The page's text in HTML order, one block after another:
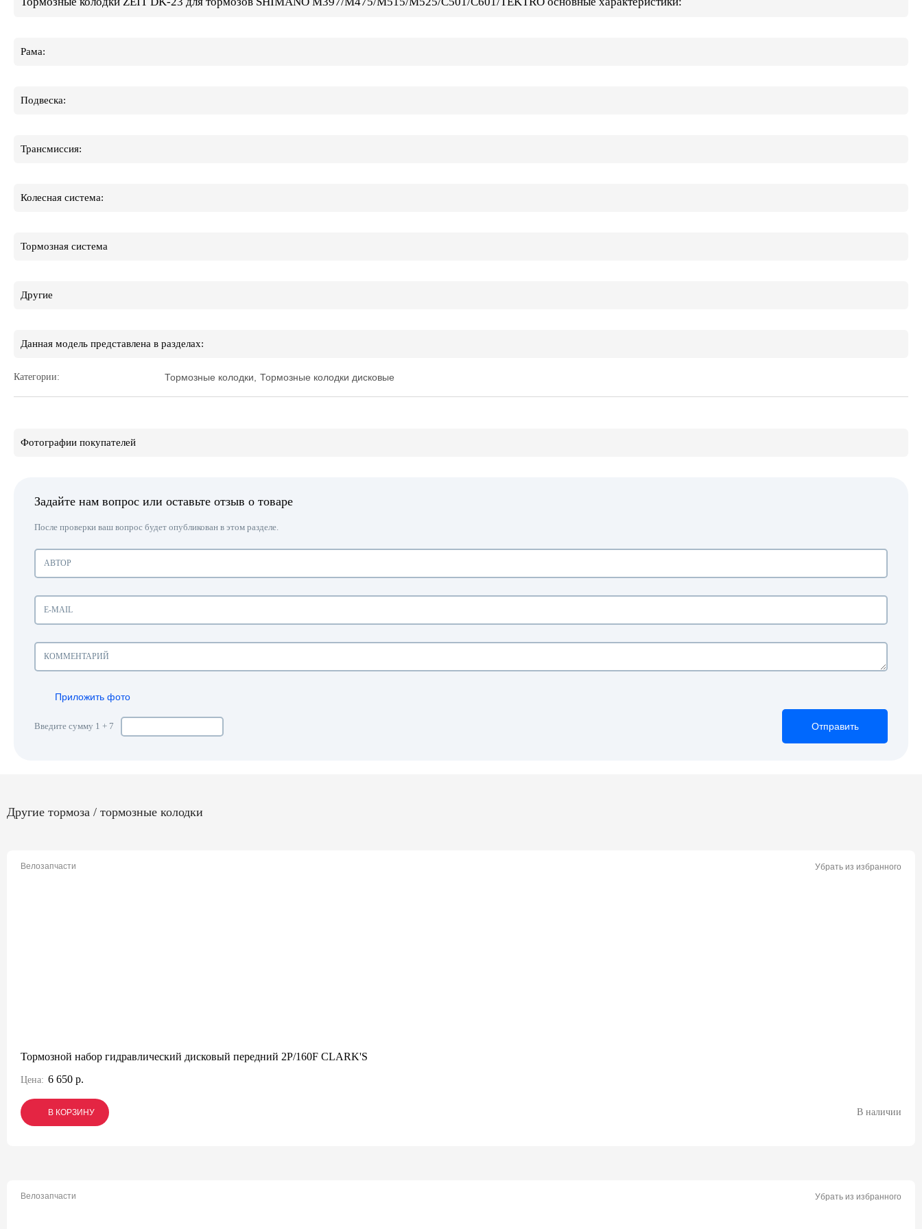
Рама:
Подвеска:
Трансмиссия:
Колесная система:
Тормозная система
Другие
Данная модель представлена в разделах:
Категории: Тормозные колодки Тормозные колодки дисковые
Фотографии покупателей
Задайте нам вопрос или оставьте отзыв о товаре
После проверки ваш вопрос будет опубликован в этом разделе.
Приложить фото
Введите сумму 1 + 7 Отправить
Отправить
Отправить
Другие тормоза / тормозные колодки
Велозапчасти Убрать из избранного
Тормозной набор гидравлический дисковый передний 2P/160F CLARK'S
Цена: 6 650 р.
В КОРЗИНУ
В КОРЗИНУ
В КОРЗИНУ В наличии
Велозапчасти Убрать из избранного